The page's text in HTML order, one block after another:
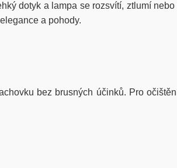
dotyk a lampa se rozsvítí, ztlumí nebo
a pohody.
bez brusných účinků. Pro